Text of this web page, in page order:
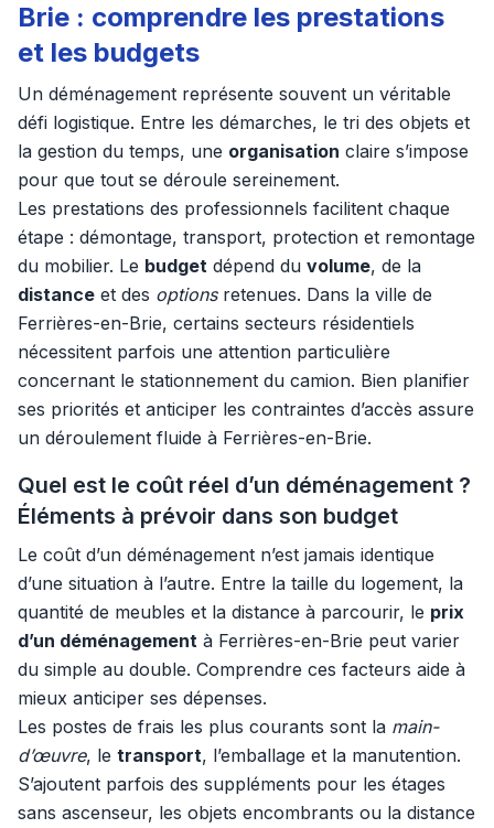
Brie : comprendre les prestations
et les budgets
Un déménagement représente souvent un véritable
défi logistique. Entre les démarches, le tri des objets et
la gestion du temps, une organisation claire s’impose
pour que tout se déroule sereinement.
Les prestations des professionnels facilitent chaque
étape : démontage, transport, protection et remontage
du mobilier. Le budget dépend du volume, de la
distance et des optionsretenues. Dans la ville de
Ferrières-en-Brie, certains secteurs résidentiels
nécessitent parfois une attention particulière
concernant le stationnement du camion. Bien planifier
ses priorités et anticiper les contraintes d’accès assure
un déroulement fluide à Ferrières-en-Brie.
Quel est le coût réel d’un déménagement ?
Éléments à prévoir dans son budget
Le coût d’un déménagement n’est jamais identique
d’une situation à l’autre. Entre la taille du logement, la
quantité de meubles et la distance à parcourir, le prix
d’un déménagement à Ferrières-en-Brie peut varier
du simple au double. Comprendre ces facteurs aide à
mieux anticiper ses dépenses.
Les postes de frais les plus courants sont la main-
d’œuvre, le transport, l’emballage et la manutention.
S’ajoutent parfois des suppléments pour les étages
sans ascenseur, les objets encombrants ou la distance